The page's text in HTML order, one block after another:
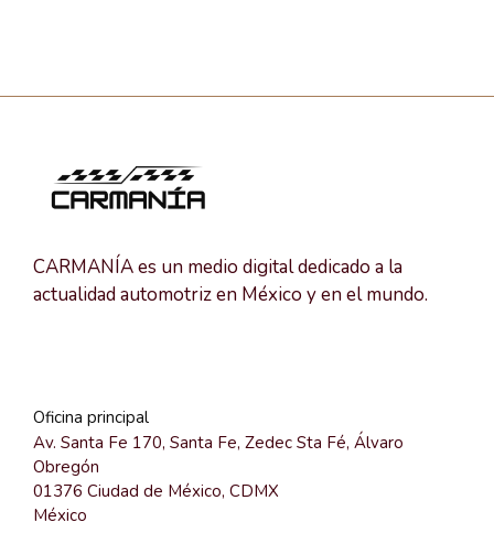
CARMANÍA es un medio digital dedicado a la
actualidad automotriz en México y en el mundo.
Oficina principal
Av. Santa Fe 170, Santa Fe, Zedec Sta Fé, Álvaro
Obregón
01376 Ciudad de México, CDMX
México